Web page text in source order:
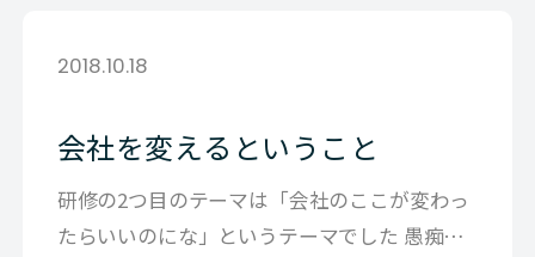
2018.10.18
会社を変えるということ
研修の2つ目のテーマは「会社のここが変わっ
たらいいのにな」というテーマでした 愚痴で